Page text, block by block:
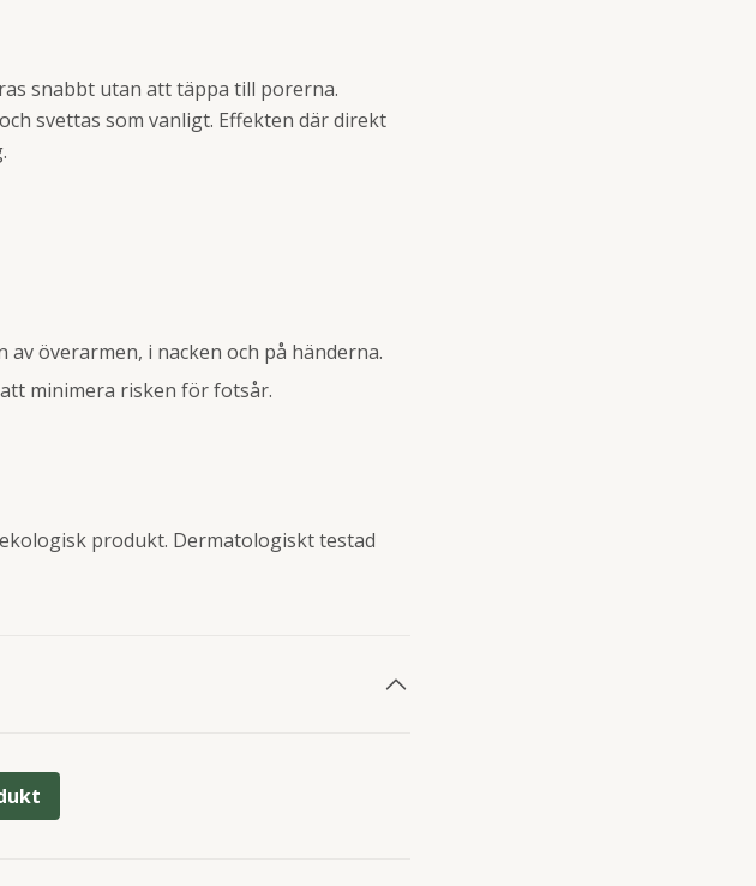
snabbt utan att täppa till porerna.
svettas som vanligt. Effekten där direkt
överarmen, i nacken och på händerna.
minimera risken för fotsår.
produkt. Dermatologiskt testad